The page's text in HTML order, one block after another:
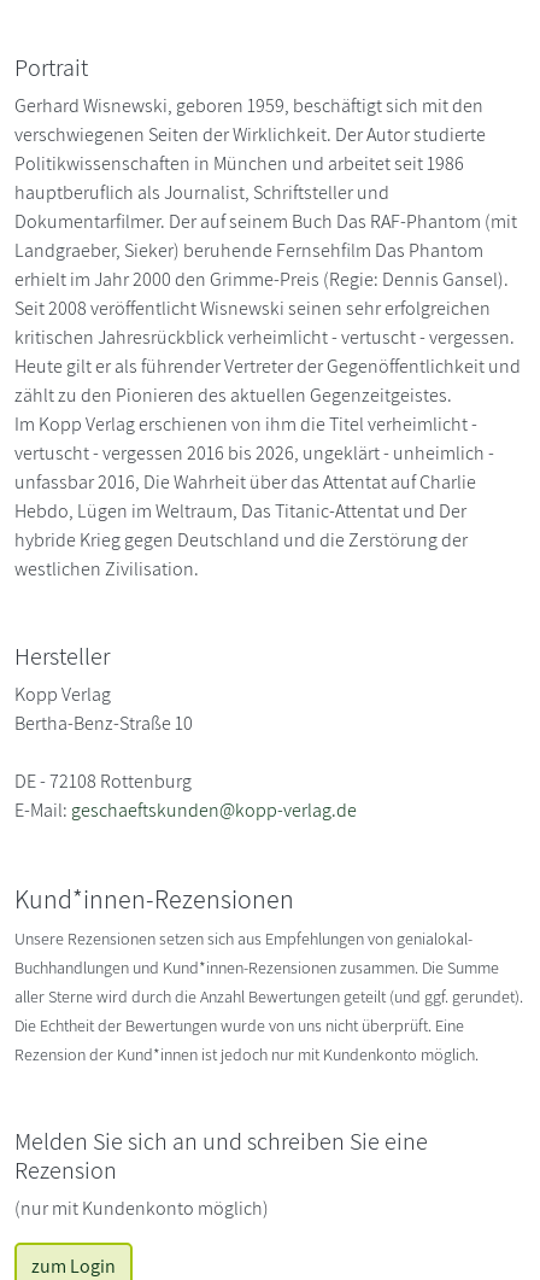
Portrait
Gerhard Wisnewski, geboren 1959, beschäftigt sich mit den
verschwiegenen Seiten der Wirklichkeit. Der Autor studierte
Politikwissenschaften in München und arbeitet seit 1986
hauptberuflich als Journalist, Schriftsteller und
Dokumentarfilmer. Der auf seinem Buch Das RAF-Phantom (mit
Landgraeber, Sieker) beruhende Fernsehfilm Das Phantom
erhielt im Jahr 2000 den Grimme-Preis (Regie: Dennis Gansel).
Seit 2008 veröffentlicht Wisnewski seinen sehr erfolgreichen
kritischen Jahresrückblick verheimlicht - vertuscht - vergessen.
Heute gilt er als führender Vertreter der Gegenöffentlichkeit und
zählt zu den Pionieren des aktuellen Gegenzeitgeistes.
Im Kopp Verlag erschienen von ihm die Titel verheimlicht -
vertuscht - vergessen 2016 bis 2026, ungeklärt - unheimlich -
unfassbar 2016, Die Wahrheit über das Attentat auf Charlie
Hebdo, Lügen im Weltraum, Das Titanic-Attentat und Der
hybride Krieg gegen Deutschland und die Zerstörung der
westlichen Zivilisation.
Hersteller
Kopp Verlag
Bertha-Benz-Straße 10
DE - 72108 Rottenburg
E-Mail: geschaeftskunden@kopp-verlag.de
Kund*innen-Rezensionen
Unsere Rezensionen setzen sich aus Empfehlungen von genialokal-
Buchhandlungen und Kund*innen-Rezensionen zusammen. Die Summe
aller Sterne wird durch die Anzahl Bewertungen geteilt (und ggf. gerundet).
Die Echtheit der Bewertungen wurde von uns nicht überprüft. Eine
Rezension der Kund*innen ist jedoch nur mit Kundenkonto möglich.
Melden Sie sich an und schreiben Sie eine
Rezension
(nur mit Kundenkonto möglich)
zum Login